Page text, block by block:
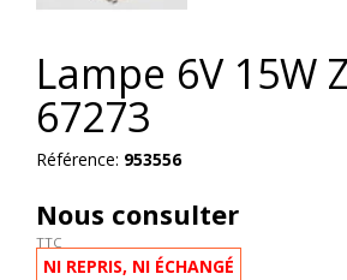
Lampe 6V 15W
67273
Référence: 953556
Nous consulter
TTC
NI REPRIS, NI ÉCHANGÉ